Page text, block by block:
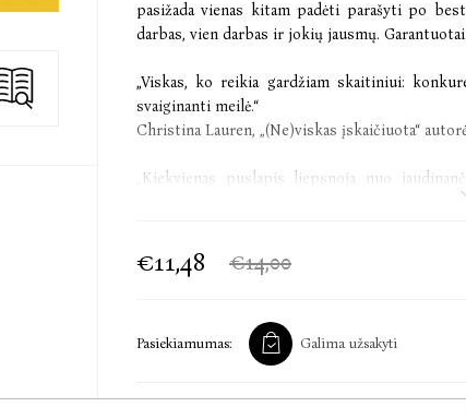
pasižada vienas kitam padėti parašyti po
darbas, vien darbas ir jokių jausmų. Garantuotai.
„Viskas, ko reikia gardžiam skaitiniui:
svaiginanti meilė.“
Christina Lauren, „(Ne)viskas įskaičiuota“
„Kiekvienas puslapis liepsnoja nuo
„Grynas malonumas!“
Emily Henry (Emili Henri) – amerikiečių
romanas“ išsyk šoko į geriausių 2020-ųjų
„Entertainment Weekly“, „O, The Oprah
€11,48 €14,00
Pasiekiamumas: Galima užsakyti